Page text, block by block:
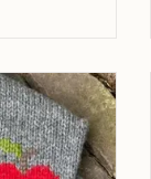
wolken 39
WINKELWAGEN